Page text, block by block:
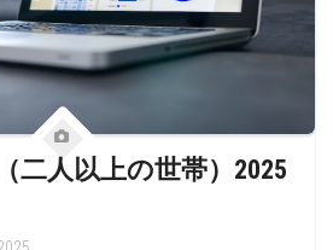
二人以上の世帯）2025